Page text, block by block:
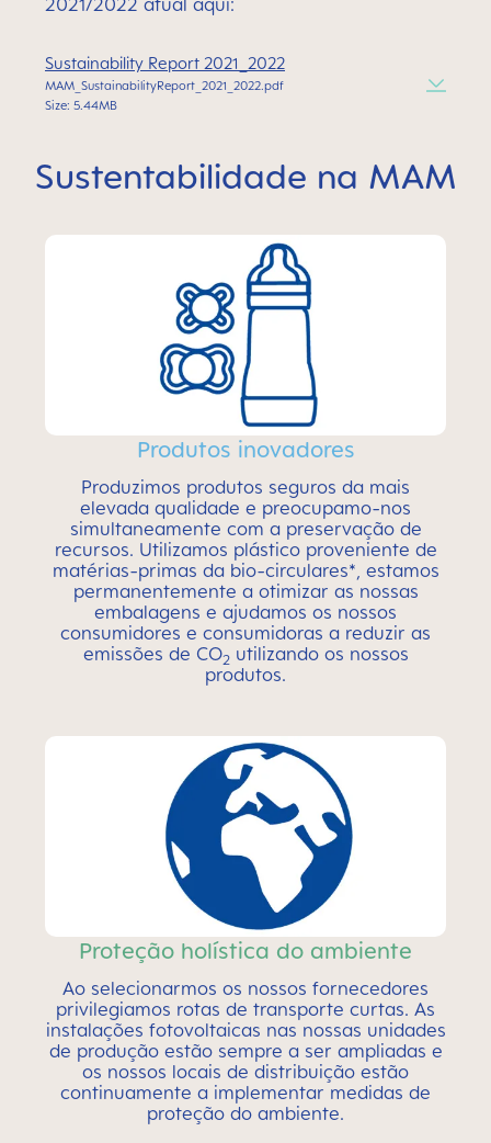
2021/2022 atual aqui:
Sustainability Report 2021_2022
MAM_SustainabilityReport_2021_2022.pdf
Size: 5.44MB
Sustentabilidade na MAM
Produtos inovadores
Produzimos produtos seguros da mais
elevada qualidade e preocupamo-nos
simultaneamente com a preservação de
recursos. Utilizamos plástico proveniente de
matérias-primas da bio-circulares*, estamos
permanentemente a otimizar as nossas
embalagens e ajudamos os nossos
consumidores e consumidoras a reduzir as
emissões de CO2utilizando os nossos
produtos.
Proteção holística do ambiente
Ao selecionarmos os nossos fornecedores
privilegiamos rotas de transporte curtas. As
instalações fotovoltaicas nas nossas unidades
de produção estão sempre a ser ampliadas e
os nossos locais de distribuição estão
continuamente a implementar medidas de
proteção do ambiente.